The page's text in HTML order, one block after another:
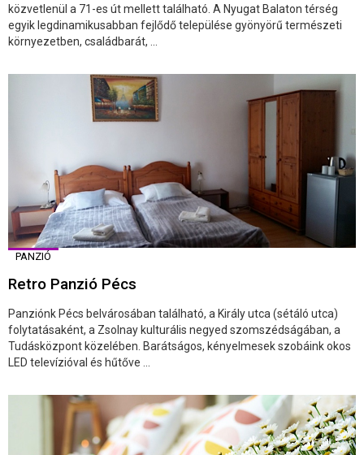
közvetlenül a 71-es út mellett található. A Nyugat Balaton térség
egyik legdinamikusabban fejlődő települése gyönyörű természeti
környezetben, családbarát, ...
PANZIÓ
Retro Panzió Pécs
Panziónk Pécs belvárosában található, a Király utca (sétáló utca)
folytatásaként, a Zsolnay kulturális negyed szomszédságában, a
Tudásközpont közelében. Barátságos, kényelmesek szobáink okos
LED televízióval és hűtőve ...